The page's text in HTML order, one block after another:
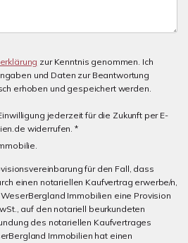
zur Kenntnis genommen. Ich
und Daten zur Beantwortung
erhoben und gespeichert werden.
jederzeit für die Zukunft per E-
widerrufen. *
für den Fall, dass
einen notariellen Kaufvertrag erwerbe/n,
Immobilien eine Provision
auf den notariell beurkundeten
des notariellen Kaufvertrages
Immobilien hat einen